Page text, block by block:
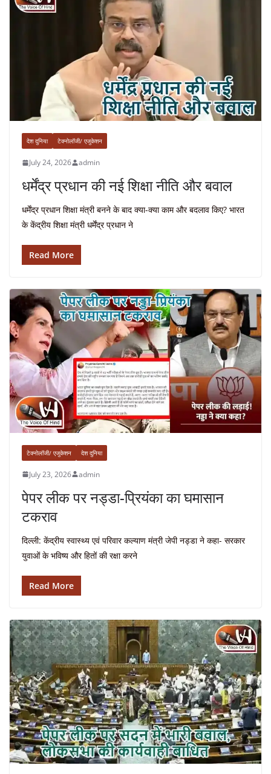
देश दुनिया टेक्नोलॉजी/ एजुकेशन
July 24, 2026 admin
धर्मेंद्र प्रधान की नई शिक्षा नीति और बवाल
धर्मेंद्र प्रधान शिक्षा मंत्री बनने के बाद क्या-क्या काम और बदलाव किए? भारत
के केंद्रीय शिक्षा मंत्री धर्मेंद्र प्रधान ने
Read More
टेक्नोलॉजी/ एजुकेशन देश दुनिया
July 23, 2026 admin
पेपर लीक पर नड्डा-प्रियंका का घमासान
टकराव
दिल्ली: केंद्रीय स्वास्थ्य एवं परिवार कल्याण मंत्री जेपी नड्डा ने कहा- सरकार
युवाओं के भविष्य और हितों की रक्षा करने
Read More